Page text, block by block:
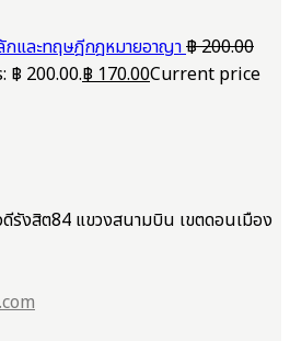
และทฤษฎีกฎหมายอาญา฿200.00
200.00.฿170.00Current price
รังสิต84 แขวงสนามบิน เขตดอนเมือง